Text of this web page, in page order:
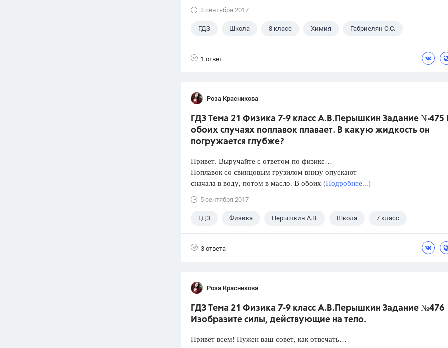
3 сентября 2017
ГДЗ Школа 8 класс Химия Габриелян О.С.
1 ответ
Роза Красникова
ГДЗ Тема 21 Физика 7-9 класс А.В.Перышкин Задание №475
обоих случаях поплавок плавает. В какую жидкость он
погружается глубже?
Привет. Выручайте с ответом по физике…
Поплавок со свинцовым грузилом внизу опускают
сначала в воду, потом в масло. В обоих (Подробнее...)
5 сентября 2017
ГДЗ Физика Перышкин А.В. Школа 7 класс
3 ответа
Роза Красникова
ГДЗ Тема 21 Физика 7-9 класс А.В.Перышкин Задание №476
Изобразите силы, действующие на тело.
Привет всем! Нужен ваш совет, как отвечать…